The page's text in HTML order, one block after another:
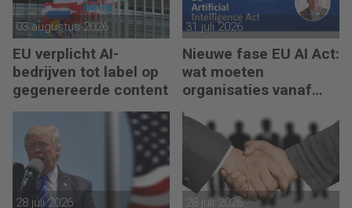
03 augustus 2026
EU verplicht AI-
bedrijven tot label op
gegenereerde content
31 juli 2026
Nieuwe fase EU AI Act:
wat moeten
organisaties vanaf
augustus 2026
regelen?
28 juli 2026 28 juli 2026